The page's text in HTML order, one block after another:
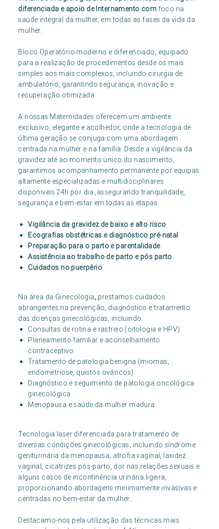
diferenciada e apoio de Internamento com foco na
saúde integral da mulher, em todas as fases da vida da
mulher.
Bloco Operatório moderno e diferenciado, equipado
para a realização de procedimentos desde os mais
simples aos mais complexos, incluindo cirurgia de
ambulatório, garantindo segurança, inovação e
recuperação otimizada.
A nossas Maternidades oferecem um ambiente
exclusivo, elegante e acolhedor, onde a tecnologia de
última geração se conjuga com uma abordagem
centrada na mulher e na família. Desde a vigilância da
gravidez até ao momento único do nascimento,
garantimos acompanhamento permanente por equipas
altamente especializadas e multidisciplinares
disponiveis 24h por dia ,assegurando tranquilidade,
segurança e bem-estar em todas as etapas:
Vigilância da gravidez de baixo e alto risco
Ecografias obstétricas e diagnóstico pré-natal
Preparação para o parto e parentalidade
Assistência ao trabalho de parto e pós parto
Cuidados no puerpério
Na área da Ginecologia, prestamos cuidados
abrangentes na prevenção, diagnóstico e tratamento
das doenças ginecológicas, incluindo:
Consultas de rotina e rastreio (citologia e HPV)
Planeamento familiar e aconselhamento
contraceptivo
Tratamento de patologia benigna (miomas,
endometriose, quistos ováricos)
Diagnóstico e seguimento de patologia oncológica
ginecológica
Menopausa e saúde da mulher madura
Tecnologia laser diferenciada para tratamento de
diversas condições ginecológicas, incluindo síndrome
geniturinária da menopausa, atrofia vaginal, laxidez
vaginal, cicatrizes pós-parto, dor nas relações sexuais e
alguns casos de incontinência urinária ligeira,
proporcionando abordagens minimamente invasivas e
centradas no bem-estar da mulher.
Destacamo-nos pela utilização das técnicas mais